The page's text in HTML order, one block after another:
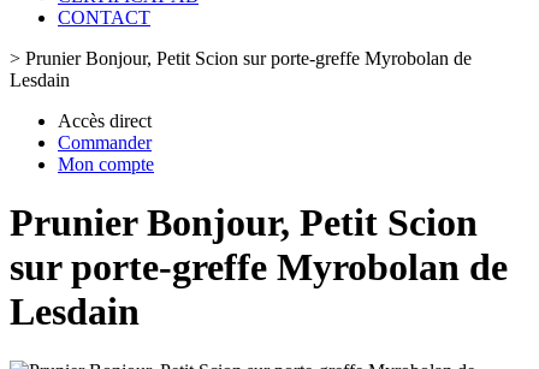
CONTACT
> Prunier Bonjour, Petit Scion sur porte-greffe Myrobolan de
Lesdain
Accès direct
Commander
Mon compte
Prunier Bonjour, Petit Scion
sur porte-greffe Myrobolan de
Lesdain